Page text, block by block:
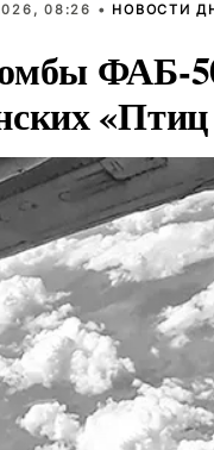
08:26 • НОВОСТИ
ФАБ-